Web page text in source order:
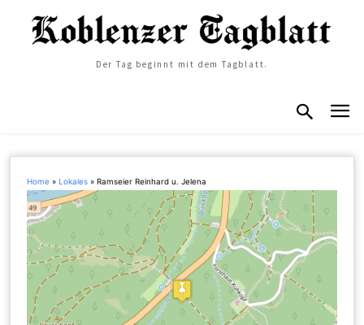
Der Tag beginnt mit dem Tagblatt.
Home »Lokales »Ramseier Reinhard u. Jelena